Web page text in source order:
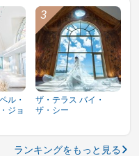
ル・
ジョ
ザ・テラス バイ・
ザ・シー
ランキングをもっと見る